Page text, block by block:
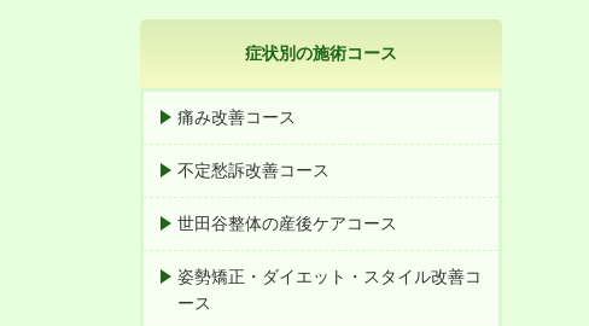
症状別の施術コース
痛み改善コース
不定愁訴改善コース
世田谷整体の産後ケアコース
姿勢矯正・ダイエット・スタイル改善コ
ース